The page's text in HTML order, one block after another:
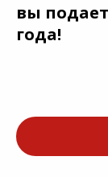
вы
года!